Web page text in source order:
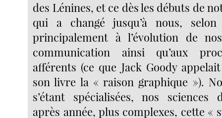
des Lénines, et ce dès les débuts de
qui a changé jusqu’à nous,
principalement à l’évolution de
communication ainsi qu’aux
afférents (ce que Jack Goody
son livre la « raison graphique »).
s’étant spécialisées, nos sciences
après année, plus complexes, cette «